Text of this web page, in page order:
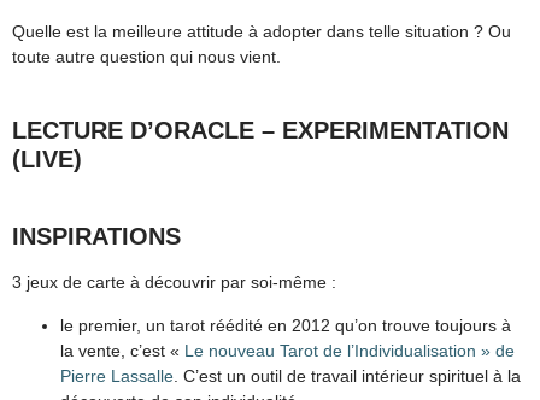
Quelle est la meilleure attitude à adopter dans telle situation ? Ou
toute autre question qui nous vient.
LECTURE D’ORACLE – EXPERIMENTATION
(LIVE)
INSPIRATIONS
3 jeux de carte à découvrir par soi-même :
le premier, un tarot réédité en 2012 qu’on trouve toujours à
la vente, c’est « Le nouveau Tarot de l’Individualisation » de
Pierre Lassalle . C’est un outil de travail intérieur spirituel à la